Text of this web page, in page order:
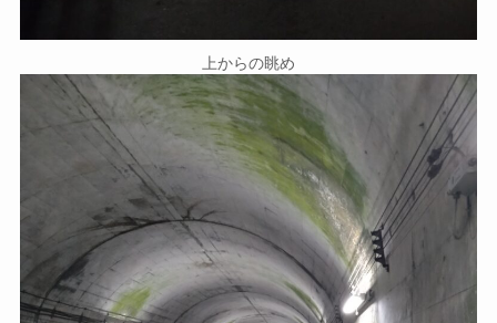
上からの眺め